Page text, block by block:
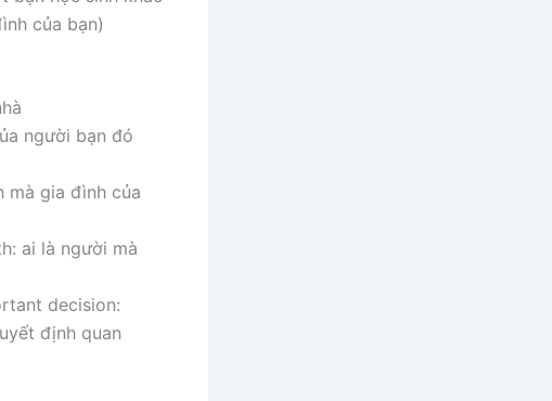
của bạn)
người bạn đó
mà gia đình của
ai là người mà
decision:
định quan